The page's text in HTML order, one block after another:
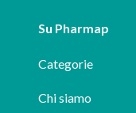
Su Pharmap
Categorie
Chi siamo